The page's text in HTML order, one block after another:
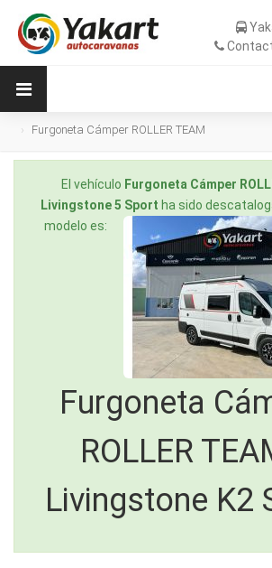
Furgoneta Cámper ROLLER TEAM
El vehículo Furgoneta Cámper
Livingstone 5 Sport ha sido
modelo es:
Furgoneta
ROLLER
Livingstone K2